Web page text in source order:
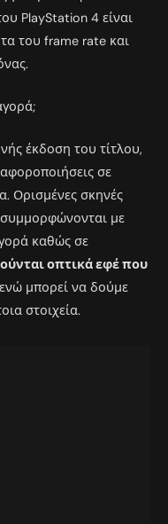
PlayStation 4 είναι
του frame rate και
έκδοση του τίτλου,
σε
Ορισμένες σκηνές
με
καθώς σε
οπτικά εφέ που
ενώ μπορεί να δούμε
στοιχεία.